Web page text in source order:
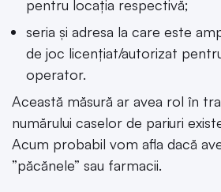
pentru locația respectivă;
seria și adresa la care este
de joc licențiat/autorizat
operator.
Această măsură ar avea rol în
numărului caselor de pariuri
Acum probabil vom afla dacă
”păcănele” sau farmacii.